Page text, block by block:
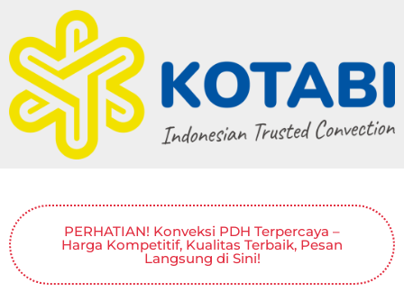
PERHATIAN! Konveksi PDH Terpercaya –
Harga Kompetitif, Kualitas Terbaik, Pesan
Langsung di Sini!